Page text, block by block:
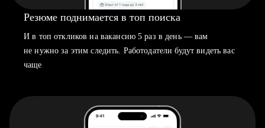
Резюме поднимается в топ поиска
И в топ откликов на вакансию 5 раз в день — вам
не нужно за этим следить. Работодатели будут видеть вас
чаще